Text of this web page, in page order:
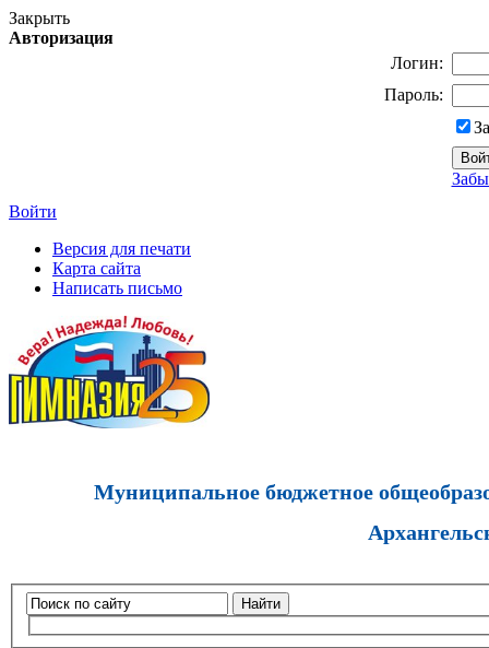
Закрыть
Авторизация
Логин:
Пароль:
Войти
Версия для печати
Карта сайта
Написать письмо
Муниципальное бюджетное
Найти